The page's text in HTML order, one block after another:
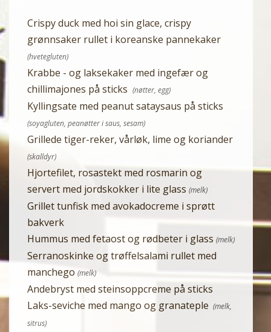
Crispy duck med hoi sin glace, crispy
grønnsaker rullet i koreanske pannekaker
(hvetegluten)
Krabbe - og laksekaker med ingefær og
chillimajones på sticks (nøtter, egg)
Kyllingsate med peanut sataysaus på sticks
(soyagluten, peanøtter i saus, sesam)
Grillede tiger-reker, vårløk, lime og koriander
(skalldyr)
Hjortefilet, rosastekt med rosmarin og
servert med jordskokker i lite glass (melk)
Grillet tunfisk med avokadocreme i sprøtt
bakverk
Hummus med fetaost og rødbeter i glass (melk)
Serranoskinke og trøffelsalami rullet med
manchego (melk)
Andebryst med steinsoppcreme på sticks
Laks-seviche med mango og granateple (melk,
sitrus)